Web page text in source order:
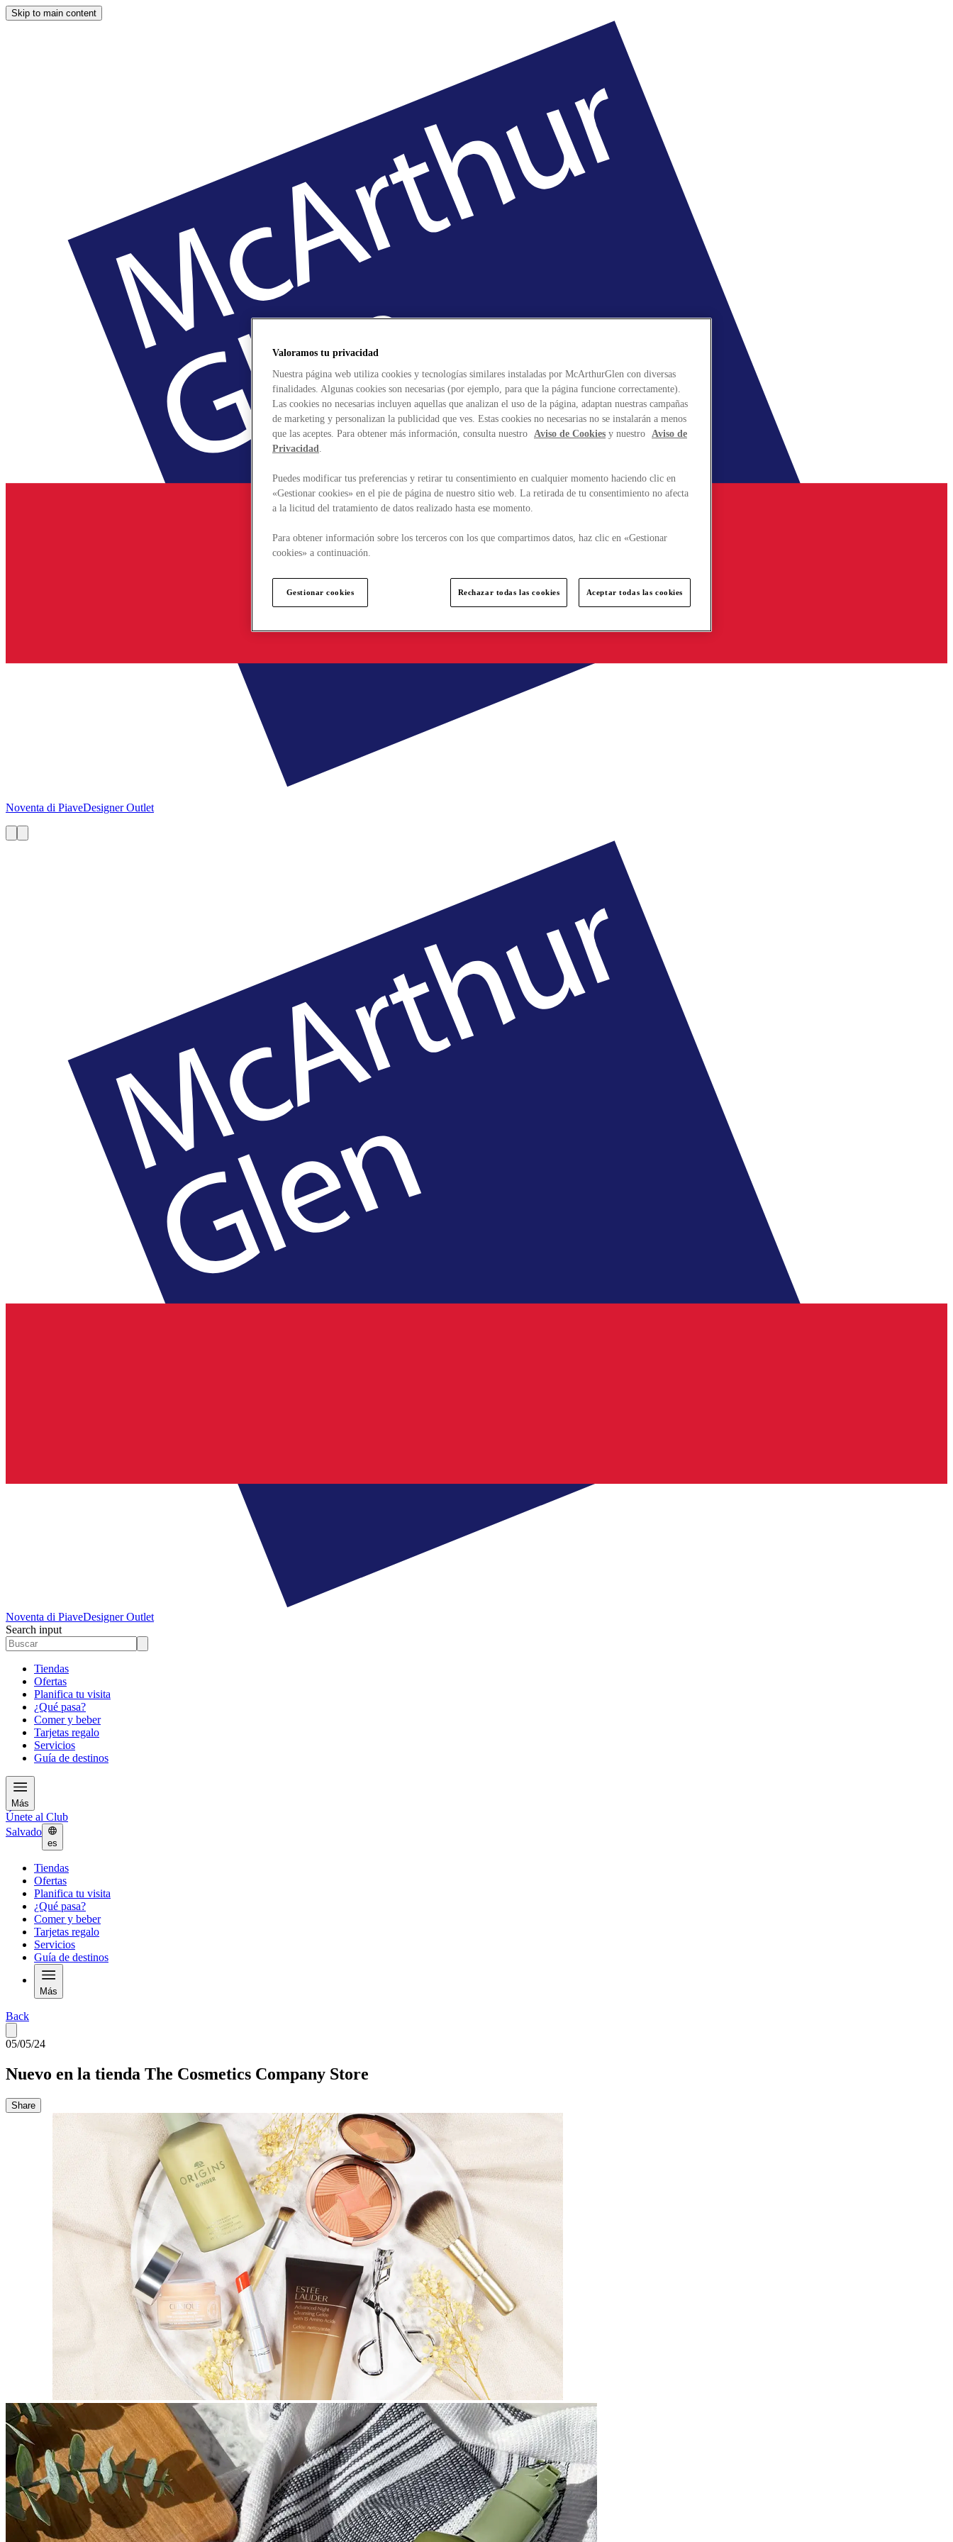
Skip to main content
Noventa di PiaveDesigner Outlet
Noventa di PiaveDesigner Outlet
Search input
Tiendas
Ofertas
Planifica tu visita
¿Qué pasa?
Comer y beber
Tarjetas regalo
Servicios
Guía de destinos
Más
Únete al Club
Salvado
es
Tiendas
Ofertas
Planifica tu visita
¿Qué pasa?
Comer y beber
Tarjetas regalo
Servicios
Guía de destinos
Más
Back
05/05/24
Nuevo en la tienda The Cosmetics Company Store
Share
Valoramos tu privacidad
Nuestra página web utiliza cookies y tecnologías similares instaladas por McArthurGlen con diversas
finalidades. Algunas cookies son necesarias (por ejemplo, para que la página funcione correctamente).
Las cookies no necesarias incluyen aquellas que analizan el uso de la página, adaptan nuestras campañas
de marketing y personalizan la publicidad que ves. Estas cookies no necesarias no se instalarán a menos
que las aceptes. Para obtener más información, consulta nuestro Aviso de Cookies y nuestro Aviso de
Privacidad.
Puedes modificar tus preferencias y retirar tu consentimiento en cualquier momento haciendo clic en
«Gestionar cookies» en el pie de página de nuestro sitio web. La retirada de tu consentimiento no afecta
a la licitud del tratamiento de datos realizado hasta ese momento.
Para obtener información sobre los terceros con los que compartimos datos, haz clic en «Gestionar
cookies» a continuación.
Gestionar cookies Rechazar todas las cookies Aceptar todas las cookies